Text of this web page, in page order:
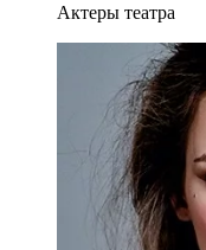
Актеры театра